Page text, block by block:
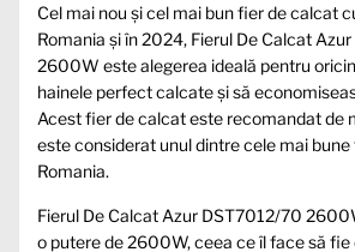
Cel mai nou și cel mai bun fier de calcat
Romania și în 2024, Fierul De Calcat
2600W este alegerea ideală pentru
hainele perfect calcate și să
Acest fier de calcat este recomandat de
este considerat unul dintre cele mai
Romania.
Fierul De Calcat Azur DST7012/70
o putere de 2600W, ceea ce îl face să